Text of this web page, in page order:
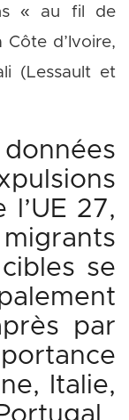
« au fil de
d’Ivoire,
(Lessault et
27,
se
par
Italie,